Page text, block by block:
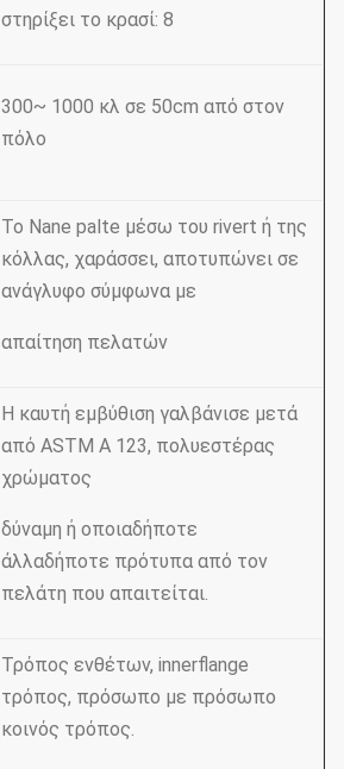
στηρίξει το κρασί: 8
300~ 1000 κλ σε 50cm από στον
πόλο
Το Nane palte μέσω του rivert ή της
κόλλας, χαράσσει, αποτυπώνει σε
ανάγλυφο σύμφωνα με
απαίτηση πελατών
Η καυτή εμβύθιση γαλβάνισε μετά
από ASTM Α 123, πολυεστέρας
χρώματος
δύναμη ή οποιαδήποτε
άλλαδήποτε πρότυπα από τον
πελάτη που απαιτείται.
Τρόπος ενθέτων, innerflange
τρόπος, πρόσωπο με πρόσωπο
κοινός τρόπος.